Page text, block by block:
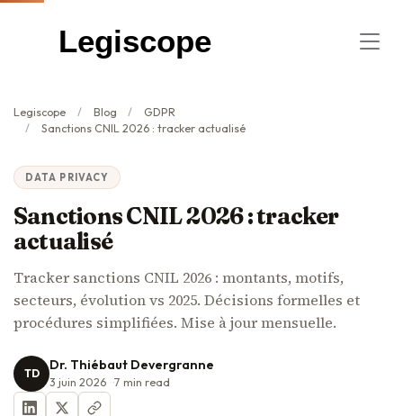
Legiscope
Legiscope Blog
GDPR
Sanctions CNIL 2026 : tracker actualisé
DATA PRIVACY
Sanctions CNIL 2026 : tracker
actualisé
Tracker sanctions CNIL 2026 : montants, motifs,
secteurs, évolution vs 2025. Décisions formelles et
procédures simplifiées. Mise à jour mensuelle.
TD Dr. Thiébaut Devergranne
3 juin 2026 7 min read